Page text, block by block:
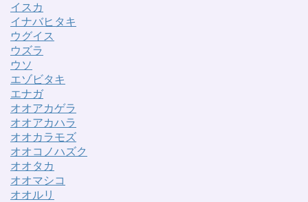
イスカ
イナバヒタキ
ウグイス
ウズラ
ウソ
エゾビタキ
エナガ
オオアカゲラ
オオアカハラ
オオカラモズ
オオコノハズク
オオタカ
オオマシコ
オオルリ